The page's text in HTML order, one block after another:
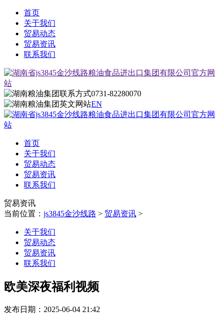
首页
关于我们
贸易动态
贸易资讯
联系我们
0731-82280070
EN
首页
关于我们
贸易动态
贸易资讯
联系我们
贸易资讯
当前位置： js3845金沙线路 > 贸易资讯 >
关于我们
贸易动态
贸易资讯
联系我们
欧美深夜福利视频
发布日期：2025-06-04 21:42